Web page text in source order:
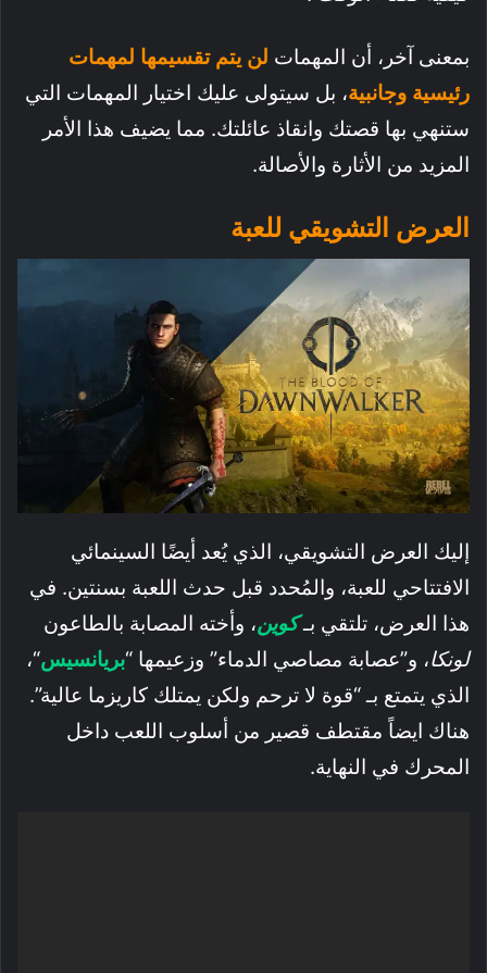
بمعنى آخر، أن المهمات لن يتم تقسيمها لمهمات
رئيسية وجانبية، بل سيتولى عليك اختيار المهمات التي
ستنهي بها قصتك وانقاذ عائلتك. مما يضيف هذا الأمر
المزيد من الأثارة والأصالة.
العرض التشويقي للعبة
إليك العرض التشويقي، الذي يُعد أيضًا السينمائي
الافتتاحي للعبة، والمُحدد قبل حدث اللعبة بسنتين. في
هذا العرض، تلتقي بـكوين، وأخته المصابة بالطاعون
لونكا، و”عصابة مصاصي الدماء” وزعيمها “بريانسيس“،
الذي يتمتع بـ “قوة لا ترحم ولكن يمتلك كاريزما عالية”.
هناك ايضاً مقتطف قصير من أسلوب اللعب داخل
المحرك في النهاية.